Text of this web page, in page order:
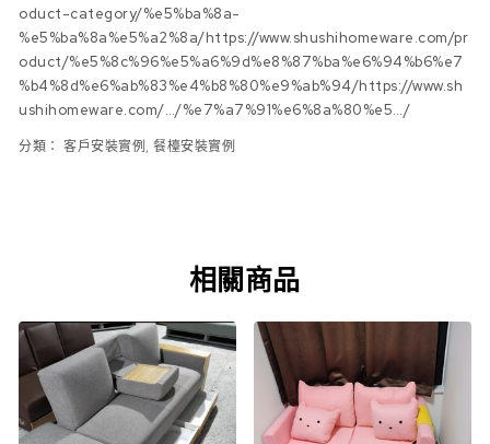
oduct-category/%e5%ba%8a-
%e5%ba%8a%e5%a2%8a/https://www.shushihomeware.com/pr
oduct/%e5%8c%96%e5%a6%9d%e8%87%ba%e6%94%b6%e7
%b4%8d%e6%ab%83%e4%b8%80%e9%ab%94/https://www.sh
ushihomeware.com/…/%e7%a7%91%e6%8a%80%e5…/
分類：客戶安裝實例,餐檯安裝實例
相關商品